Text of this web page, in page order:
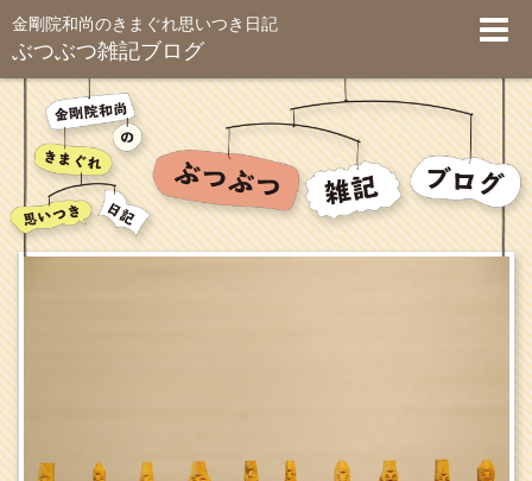
金剛院和尚のきまぐれ思いつき日記
ぶつぶつ雑記ブログ